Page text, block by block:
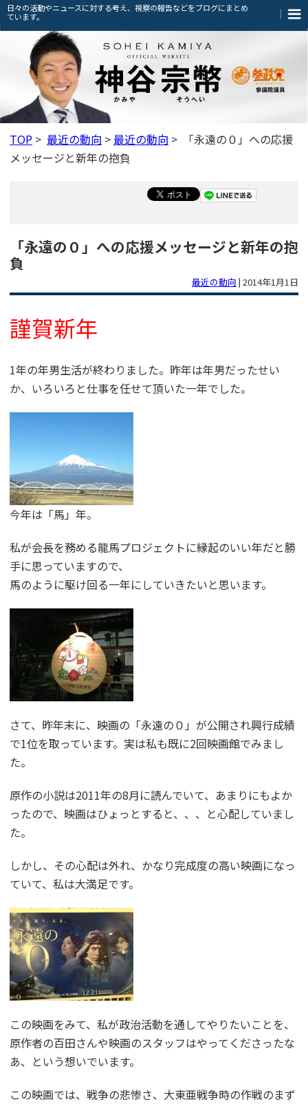
日々の活動やニュースに対する考え、視察の報告などをブログにまとめ
ています。
TOP > 最近の動向 >最近の動向 > 「永遠の０」への応援
メッセージと新年の抱負
「永遠の０」への応援メッセージと新年の抱
負
最近の動向 | 2014年1月1日
謹賀新年
1年の年男生活が終わりました。昨年は年男だったせい
か、いろいろと仕事を任せて頂いた一年でした。
今年は「馬」年。
私が会長を務める龍馬プロジェクトに縁起のいい年だと勝
手に思っていますので、
馬のように駆け回る一年にしていきたいと思います。
さて、昨年末に、映画の「永遠の０」が公開され興行成績
で1位を取っています。実は私も既に2回映画館でみまし
た。
原作の小説は2011年の8月に読んでいて、あまりにもよか
ったので、映画はひょっとすると、、、と心配していまし
た。
しかし、その心配は外れ、かなり完成度の高い映画になっ
ていて、私は大満足です。
この映画をみて、私が政治活動を通してやりたいことを、
原作者の百田さんや映画のスタッフはやってくださったな
あ、という想いでいます。
この映画では、戦争の悲惨さ、大東亜戦争時の作戦のまず